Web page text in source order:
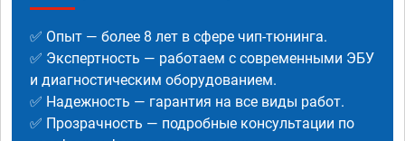
✅ Опыт — более 8 лет в сфере чип-тюнинга.
✅ Экспертность — работаем с современными ЭБУ
и диагностическим оборудованием.
✅ Надежность — гарантия на все виды работ.
✅ Прозрачность — подробные консультации по